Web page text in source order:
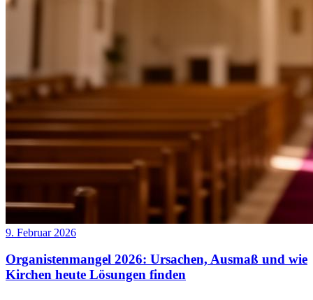
9. Februar 2026
Organistenmangel 2026: Ursachen, Ausmaß und wie
Kirchen heute Lösungen finden